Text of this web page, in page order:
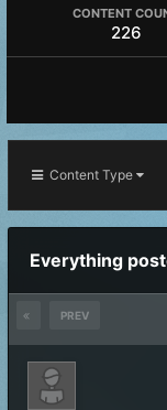
CONTENT
226
Content Type
Everything
PREV